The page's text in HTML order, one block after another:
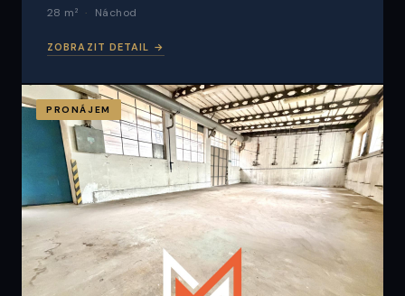
28 m² Náchod
ZOBRAZIT DETAIL →
PRONÁJEM